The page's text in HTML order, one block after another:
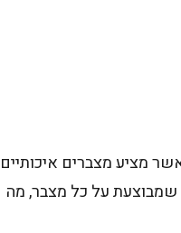
מציע מצברים איכותיים
שמבוצעת על כל מצבר, מה